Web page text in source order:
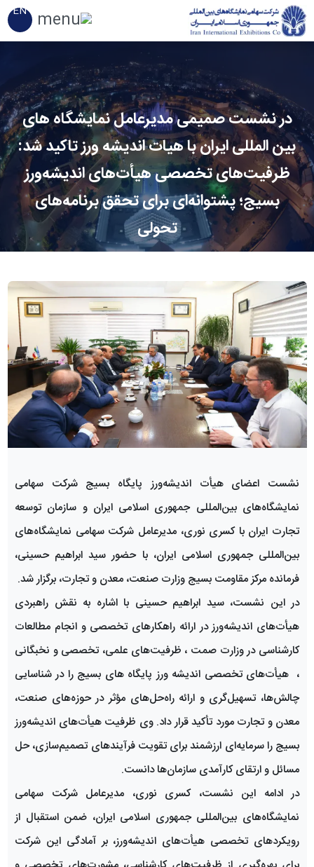
EN
در نشست صمیمی مدیرعامل نمایشگاه های
بین المللی ایران با هیات اندیشه ورز تاکید شد:
ظرفیت‌های تخصصی هیأت‌های اندیشه‌ورز
بسیج؛ پشتوانه‌ای برای تحقق برنامه‌های
تحولی
نشست اعضای هیأت اندیشه‌ورز پایگاه بسیج شرکت سهامی
نمایشگاه‌های بین‌المللی جمهوری اسلامی ایران و سازمان توسعه
تجارت ایران با کسری نوری، مدیرعامل شرکت سهامی نمایشگاه‌های
بین‌المللی جمهوری اسلامی ایران، با حضور سید ابراهیم حسینی،
فرمانده مرکز مقاومت بسیج وزارت صنعت، معدن و تجارت، برگزار شد.
در این نشست، سید ابراهیم حسینی با اشاره به نقش راهبردی
هیأت‌های اندیشه‌ورز در ارائه راهکارهای تخصصی و انجام مطالعات
کارشناسی در وزارت صمت ، ظرفیت‌های علمی، تخصصی و نخبگانی
، هیأت‌های تخصصی اندیشه ورز پایگاه های بسیج را در شناسایی
چالش‌ها، تسهیل‌گری و ارائه راه‌حل‌های مؤثر در حوزه‌های صنعت،
معدن و تجارت مورد تأکید قرار داد. وی ظرفیت هیأت‌های اندیشه‌ورز
بسیج را سرمایه‌ای ارزشمند برای تقویت فرآیندهای تصمیم‌سازی، حل
مسائل و ارتقای کارآمدی سازمان‌ها دانست.
در ادامه این نشست، کسری نوری، مدیرعامل شرکت سهامی
نمایشگاه‌های بین‌المللی جمهوری اسلامی ایران، ضمن استقبال از
رویکردهای تخصصی هیأت‌های اندیشه‌ورز، بر آمادگی این شرکت